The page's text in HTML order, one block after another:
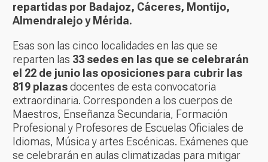
repartidas por Badajoz, Cáceres, Montijo,
Almendralejo y Mérida.
Esas son las cinco localidades en las que se
reparten las 33 sedes en las que se celebrarán
el 22 de junio las oposiciones para cubrir las
819 plazasdocentes de esta convocatoria
extraordinaria. Corresponden a los cuerpos de
Maestros, Enseñanza Secundaria, Formación
Profesional y Profesores de Escuelas Oficiales de
Idiomas, Música y artes Escénicas. Exámenes que
se celebrarán en aulas climatizadas para mitigar